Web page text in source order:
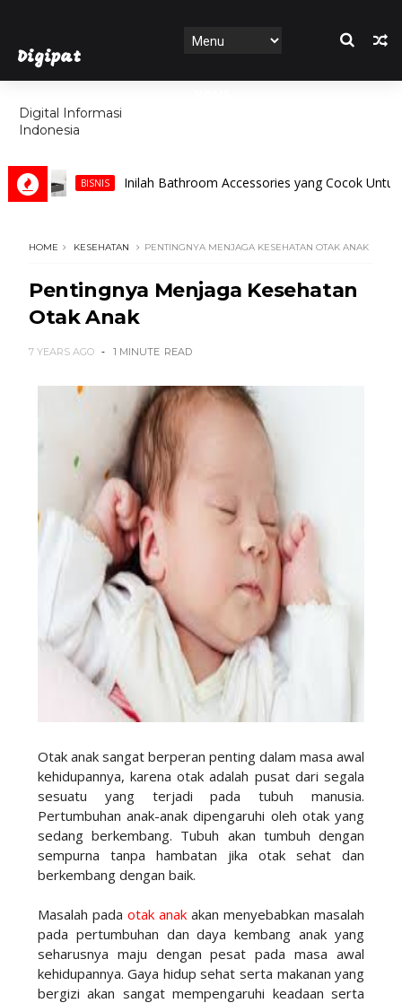
Digipat
Digital Informasi
Indonesia
FEATURES
BISNIS Inilah Bathroom Accessories yang Cocok Untuk
HOME KESEHATAN PENTINGNYA MENJAGA KESEHATAN OTAK ANAK
Pentingnya Menjaga Kesehatan
Otak Anak
7 YEARS AGO 1 MINUTE READ
Otak anak sangat berperan penting dalam masa awal
kehidupannya, karena otak adalah pusat dari segala
sesuatu yang terjadi pada tubuh manusia.
Pertumbuhan anak-anak dipengaruhi oleh otak yang
sedang berkembang. Tubuh akan tumbuh dengan
sempurna tanpa hambatan jika otak sehat dan
berkembang dengan baik.
Masalah pada otak anak akan menyebabkan masalah
pada pertumbuhan dan daya kembang anak yang
seharusnya maju dengan pesat pada masa awal
kehidupannya. Gaya hidup sehat serta makanan yang
bergizi akan sangat mempengaruhi keadaan serta